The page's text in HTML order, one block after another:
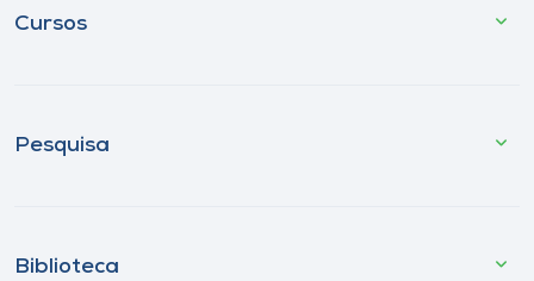
Cursos
Pesquisa
Biblioteca